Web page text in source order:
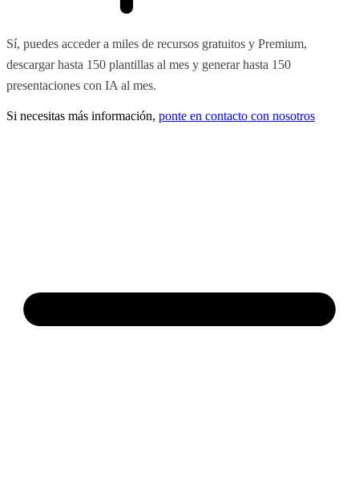
Sí, puedes acceder a miles de recursos gratuitos y Premium,
descargar hasta 150 plantillas al mes y generar hasta 150
presentaciones con IA al mes.
Si necesitas más información, ponte en contacto con nosotros